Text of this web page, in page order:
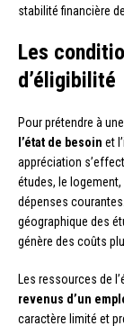
stabilité financière
Les
d’éligibilité
Pour prétendre à
l’état de besoin et
appréciation
études, le
dépenses
géographique des
génère des coûts
Les ressources de
revenus d’un
caractère limité et